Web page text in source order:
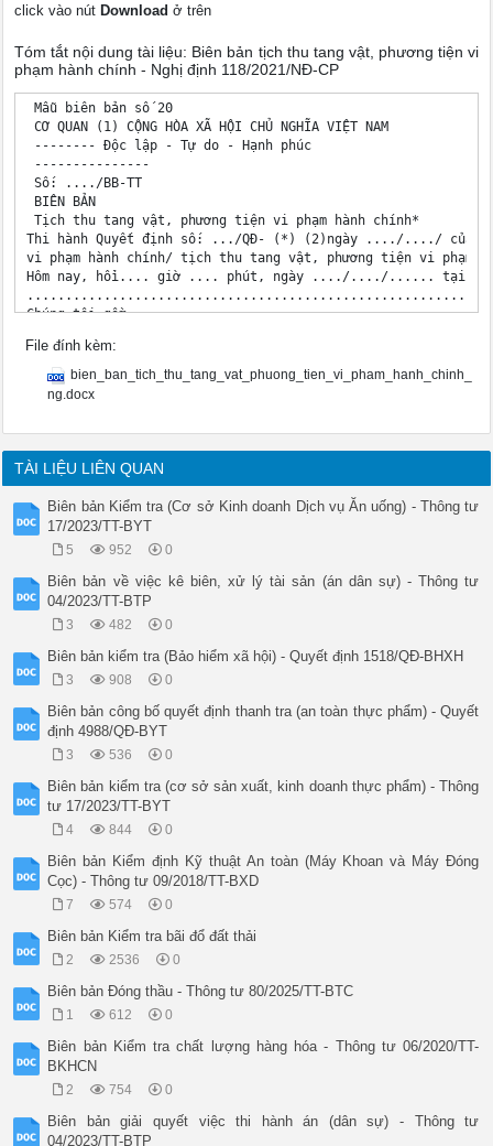
click vào nút Download ở trên
Tóm tắt nội dung tài liệu: Biên bản tịch thu tang vật, phương tiện vi
phạm hành chính - Nghị định 118/2021/NĐ-CP
Mẫu biên bản số 20
CƠ QUAN (1) CỘNG HÒA XÃ HỘI CHỦ NGHĨA VIỆT NAM
-------- Độc lập - Tự do - Hạnh phúc
---------------
Số: ..../BB-TT
BIÊN BẢN
Tịch thu tang vật, phương tiện vi phạm hành chính*
Thi hành Quyết định số: .../QĐ- (*) (2)ngày ..../..../
vi phạm hành chính/ tịch thu tang vật, phương tiện vi phạm
Hôm nay, hồi.... giờ .... phút, ngày ..../..../
Chúng tôi gồm:
Họ và tên: .............................................
Cơ quan:
2. (*) (*) của <tang
Nghề nghiệp:
Nơi ở hiện tại:
Số định danh cá nhân/CMND/Hộ chiếu:
ngày cấp:..../..../.... ; nơi cấp:
Địa chỉ trụ sở chính:
Mã số doanh nghiệp:
Số GCN đăng ký đầu tư/doanh nghiệp hoặc GP thành lập/đăng
...........................................; ngày cấp:
Người đại diện theo pháp luật: (6)
Chức danh:(7)
định số: ../QĐ- (*)
1. (*)(8) bị tịch thu, gồm:
Tình
Tên tang vật, phương
Đơn vị Số Số đăng trạng,
STT tiện vi phạm hành Chủng loại Ghi chú
tính lượng ký đặc
chính
điểm(9)
2. Ý kiến trình bày của (*) bị tịch thu <tang vật/phương
tiện vi phạm hành chính>(*):
3. Ý kiến bổ sung khác (nếu có):
Ngoài những (*) (8) nêu trên, chúng tôi không tịch thu
Biên bản lập xong hồi .... giờ .... phút, ngày ..../..../
dung và giá trị như nhau; đã đọc lại cho những người có tên
đúng và cùng ký tên dưới đây; giao cho ông
bản, 01 bản lưu hồ sơ.
CÁ NHÂN/NGƯỜI ĐẠI DIỆN NGƯỜI LẬP BIÊN BẢN
File đính kèm:
bien_ban_tich_thu_tang_vat_phuong_tien_vi_pham_hanh_chinh_
ng.docx
TÀI LIỆU LIÊN QUAN
Biên bản Kiểm tra (Cơ sở Kinh doanh Dịch vụ Ăn uống) - Thông tư
17/2023/TT-BYT
5 952 0
Biên bản về việc kê biên, xử lý tài sản (án dân sự) - Thông tư
04/2023/TT-BTP
3 482 0
Biên bản kiểm tra (Bảo hiểm xã hội) - Quyết định 1518/QĐ-BHXH
3 908 0
Biên bản công bố quyết định thanh tra (an toàn thực phẩm) - Quyết
định 4988/QĐ-BYT
3 536 0
Biên bản kiểm tra (cơ sở sản xuất, kinh doanh thực phẩm) - Thông
tư 17/2023/TT-BYT
4 844 0
Biên bản Kiểm định Kỹ thuật An toàn (Máy Khoan và Máy Đóng
Cọc) - Thông tư 09/2018/TT-BXD
7 574 0
Biên bản Kiểm tra bãi đổ đất thải
2 2536 0
Biên bản Đóng thầu - Thông tư 80/2025/TT-BTC
1 612 0
Biên bản Kiểm tra chất lượng hàng hóa - Thông tư 06/2020/TT-
BKHCN
2 754 0
Biên bản giải quyết việc thi hành án (dân sự) - Thông tư
04/2023/TT-BTP